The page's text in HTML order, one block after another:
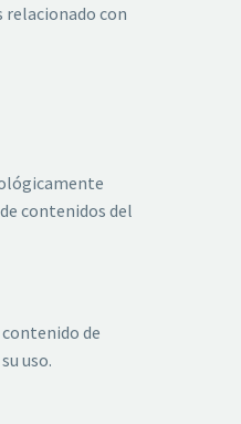
relacionado con
contenidos del
de
uso.